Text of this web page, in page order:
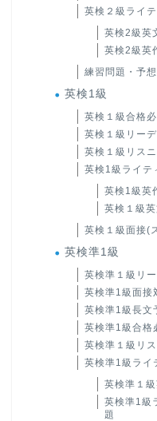
英検２級ライ
英検2級英
英検2級英
練習問題・予
英検1級
英検１級合格
英検１級リー
英検１級リス
英検1級ライテ
英検1級英
英検１級
英検１級面接(
英検準1級
英検準１級リ
英検準1級面接
英検準1級長文
英検準1級合格
英検準１級リ
英検準1級ライ
英検準１
英検準1級
題